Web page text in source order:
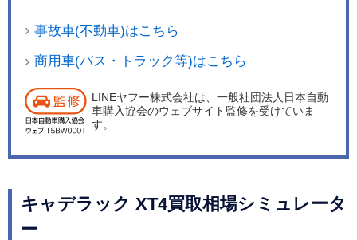
効率を追求した。トランスミッションは9速ATが
組み合わされ、「プラチナム」、「スポーツ」、
る。 安全装備ではエマージェンシーブレーキシス
テム（フロントオートマチックブレーキ/フロント
リヤ歩行者検知機能など、20以上の最新安全装備
を搭載。ナビゲーションシステムにはゼンリンデ
事故車(不動車)はこちら
商用車(バス・トラック等)はこちら
LINEヤフー株式会社は、一般社団法人日本自動
車購入協会のウェブサイト監修を受けていま
す。
キャデラック XT4買取相場シミュレータ
ー